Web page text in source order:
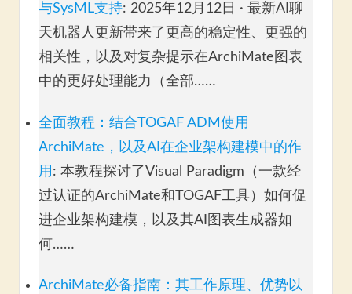
与SysML支持: 2025年12月12日 · 最新AI聊
天机器人更新带来了更高的稳定性、更强的
相关性，以及对复杂提示在ArchiMate图表
中的更好处理能力（全部……
全面教程：结合TOGAF ADM使用
ArchiMate，以及AI在企业架构建模中的作
用 : 本教程探讨了Visual Paradigm（一款经
过认证的ArchiMate和TOGAF工具）如何促
进企业架构建模，以及其AI图表生成器如
何……
ArchiMate必备指南：其工作原理、优势以